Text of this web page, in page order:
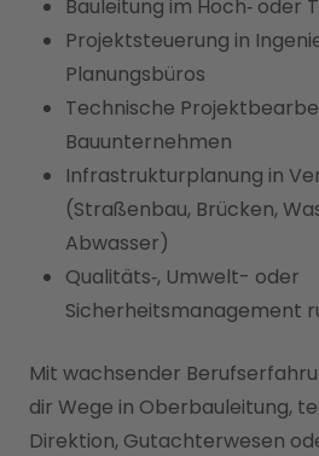
Bauleitung im Hoch‑ oder
Projektsteuerung in
Planungsbüros
Technische
Bauunternehmen
Infrastrukturplanung in
(Straßenbau, Brücken,
Abwasser)
Qualitäts‑, Umwelt- oder
Sicherheitsmanagement
Mit wachsender
dir Wege in Oberbauleitung,
Direktion, Gutachterwesen